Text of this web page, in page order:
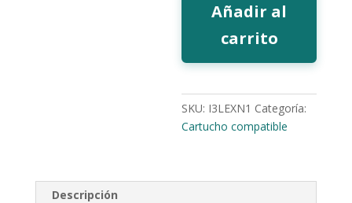
cantidad
Añadir al
carrito
SKU: I3LEXN1 Categoría:
Cartucho compatible
Descripción